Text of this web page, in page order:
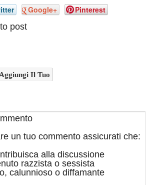
Google+ Pinterest
post
Il Tuo
un tuo commento assicurati che:
alla discussione
razzista o sessista
calunnioso o diffamante